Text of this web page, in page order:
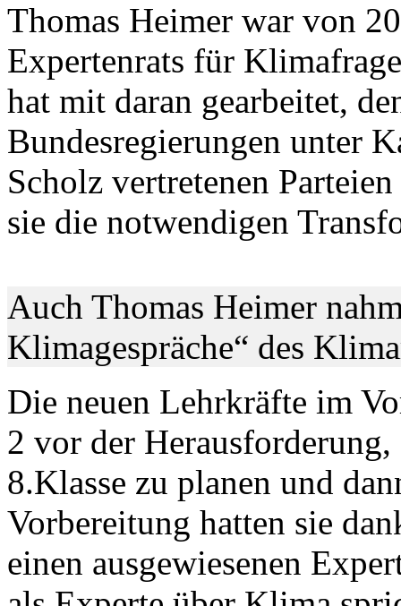
Thomas Heimer war von
Expertenrats für
hat mit daran gearbeitet,
Bundesregierungen unter
Scholz vertretenen
sie die notwendigen
Auch Thomas Heimer
Klimagespräche“ des
Die neuen Lehrkräfte im
2 vor der
8.Klasse zu planen und
Vorbereitung hatten sie
einen ausgewiesenen